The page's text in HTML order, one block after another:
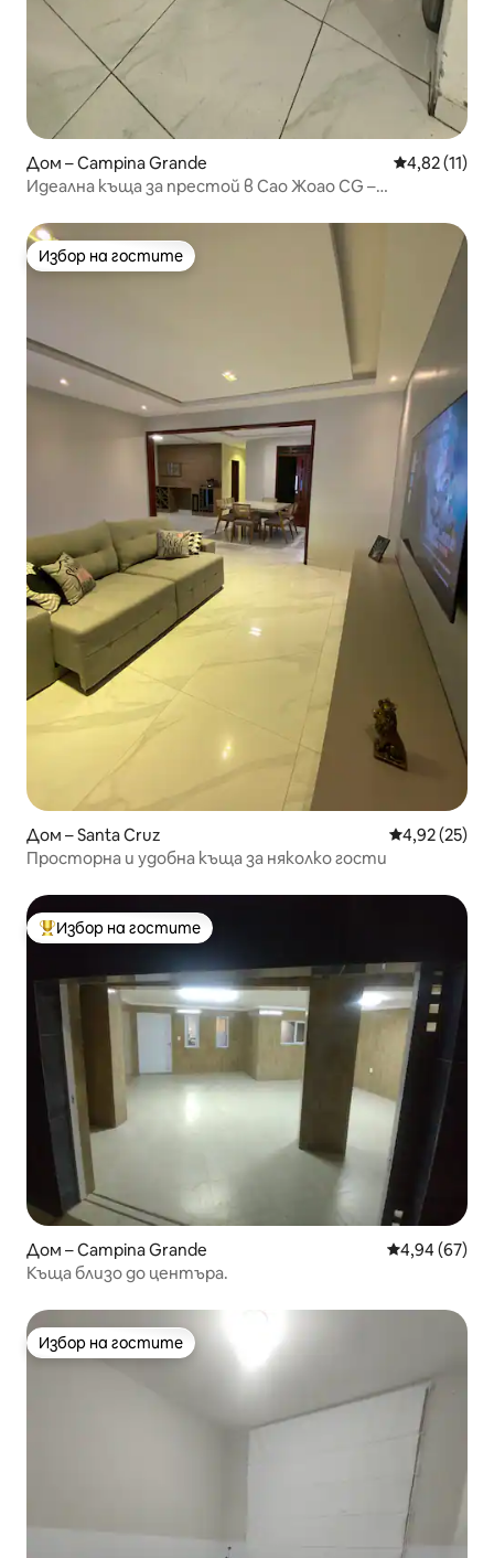
Дом – Campina Grande Средна
4,82 (11)
Идеална къща за престой в Сао Жоао CG –
Избор на гостите
Избор на гостите
Дом – Santa Cruz Средна
4,92 (25)
Просторна и удобна къща за няколко гости
Най-популярен избор на гостите
Избор на гостите
Дом – Campina Grande Средна
4,94 (67)
Къща близо до центъра.
Избор на гостите
Избор на гостите